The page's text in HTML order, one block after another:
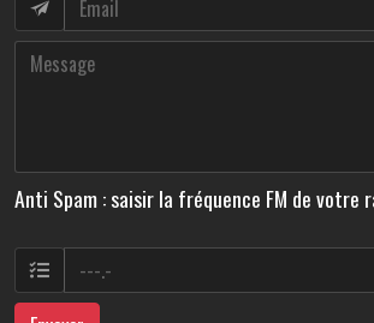
Anti Spam : saisir la fréquence FM de votre